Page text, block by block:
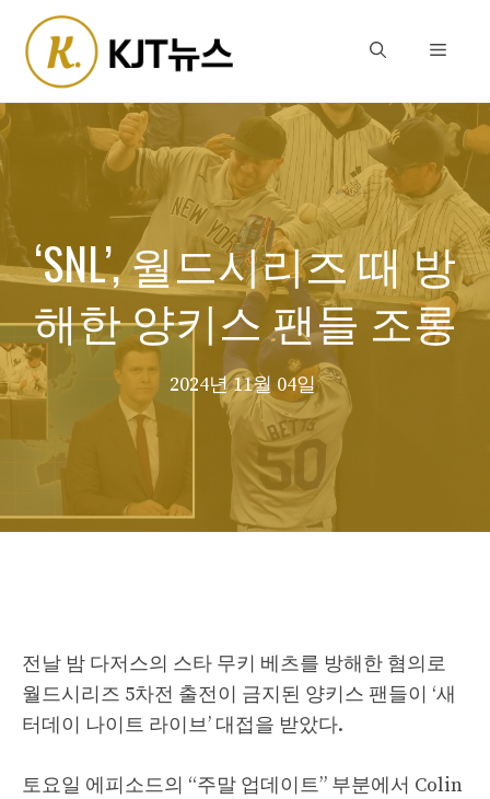
content
Menu
‘SNL’, 월드시리즈 때 방
해한 양키스 팬들 조롱
2024년 11월 04일
전날 밤 다저스의 스타 무키 베츠를 방해한 혐의로
월드시리즈 5차전 출전이 금지된 양키스 팬들이 ‘새
터데이 나이트 라이브’ 대접을 받았다.
토요일 에피소드의 “주말 업데이트” 부분에서 Colin